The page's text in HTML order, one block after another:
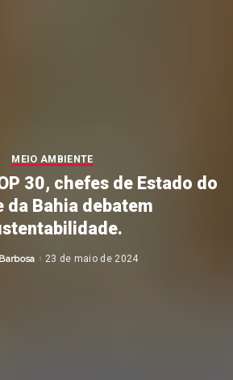
MEIO AMBIENTE
30, chefes de Estado do
da Bahia debatem
23 de maio de 2024